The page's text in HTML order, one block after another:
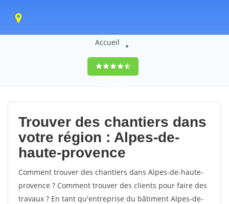
Accueil
9,5(100%)0
votes
Trouver des chantiers dans
votre région : Alpes-de-
haute-provence
Comment trouver des chantiers dans Alpes-de-haute-
provence ? Comment trouver des clients pour faire des
travaux ? En tant qu'entreprise du bâtiment Alpes-de-